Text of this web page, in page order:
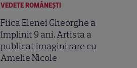
VEDETE ROMÂNEŞTI
Fiica Elenei Gheorghe a
împlinit 9 ani. Artista a
publicat imagini rare cu
Amelie Nicole